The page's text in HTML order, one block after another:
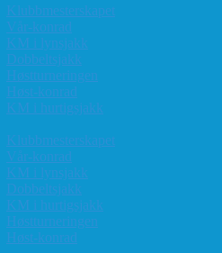
Klubbmesterskapet
Vår-konrad
KM i lynsjakk
Dobbeltsjakk
Høstturneringen
Høst-konrad
KM i hurtigsjakk
Klubbmesterskapet
Vår-konrad
KM i lynsjakk
Dobbeltsjakk
KM i hurtigsjakk
Høstturneringen
Høst-konrad